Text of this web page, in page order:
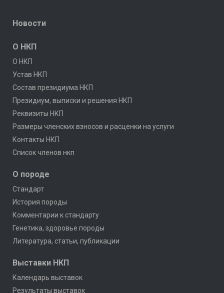
Новости
О НКП
О НКП
Устав НКП
Состав президиума НКП
Президиум, выписки и решения НКП
Реквизиты НКП
Размеры членских взносов и расценки на услуги
Контакты НКП
Список членов нкп
О породе
Стандарт
История породы
Комментарии к стандарту
Генетика, здоровье породы
Литература, статьи, публикации
Выставки НКП
Календарь выставок
Результаты выставок